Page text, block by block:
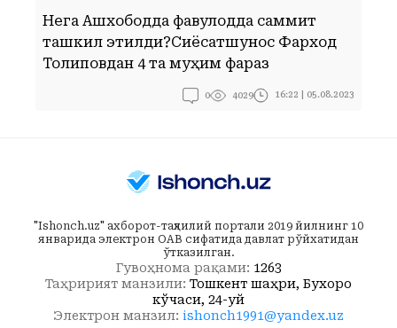
Нега Ашхободда фавқулодда саммит
ташкил этилди?Сиёсатшунос Фарход
Толиповдан 4 та муҳим фараз
0 4029 16:22 | 05.08.2023
"Ishonch.uz" ахборот-таҳлилий портали 2019 йилнинг 10
январида электрон ОАВ сифатида давлат рўйхатидан
ўтказилган.
Гувоҳнома рақами: 1263
Таҳририят манзили: Тошкент шаҳри, Бухоро
кўчаси, 24-уй
Электрон манзил: ishonch1991@yandex.uz